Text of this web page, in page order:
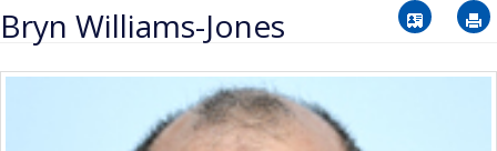
Bryn Williams-Jones Vcard